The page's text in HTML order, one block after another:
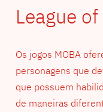
League
Os jogos MOBA
personagens que
que possuem
de maneiras